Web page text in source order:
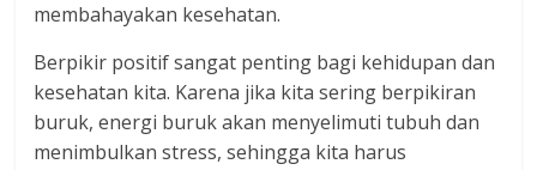
membahayakan kesehatan.
Berpikir positif sangat penting bagi kehidupan dan
kesehatan kita. Karena jika kita sering berpikiran
buruk, energi buruk akan menyelimuti tubuh dan
menimbulkan stress, sehingga kita harus